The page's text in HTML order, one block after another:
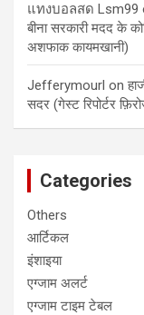
แทงบอลสด Lsm99
बीना सरकारी मदद के
अशफाक कायमखानी)
Jefferymourl on
सदर (गेस्ट रिपोर्टर
Categories
Others
आर्टिकल
इंशाइया
एग्जाम अलर्ट
एग्जाम टाइम टेबल